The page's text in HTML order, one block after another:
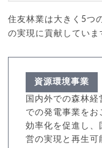
住友林業は大きく5つ
の実現に貢献していま
資源環境事業
国内外での森林
での発電事業をお
効率化を促進し、
営の実現と再生可